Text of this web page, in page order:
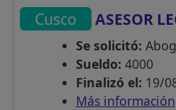
Cusco ASESOR
Se solicitó:
Sueldo: 4000
Finalizó el: 19/
Más información